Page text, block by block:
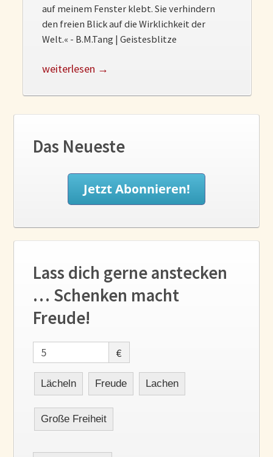
auf meinem Fenster klebt. Sie verhindern
den freien Blick auf die Wirklichkeit der
Welt.« - B.M.Tang | Geistesblitze
weiterlesen →
Das Neueste
Lass dich gerne anstecken
… Schenken macht
Freude!
€
Lächeln Freude Lachen
Große Freiheit